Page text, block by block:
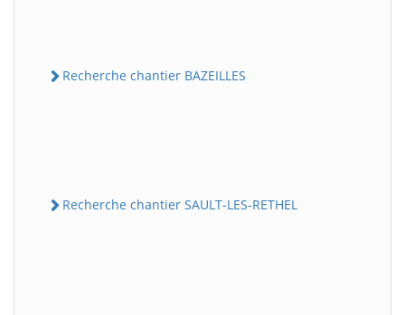
Recherche chantier BAZEILLES
Recherche chantier SAULT-LES-RETHEL